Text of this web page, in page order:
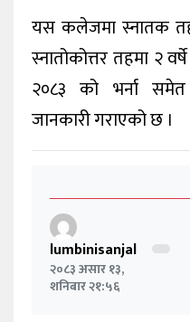
यस कलेजमा स्नातक
स्नातोकोत्तर तहमा २
२०८३ को भर्ना
जानकारी गराएको छ ।
lumbinisanjal
२०८३ असार १३,
शनिबार २१:५६